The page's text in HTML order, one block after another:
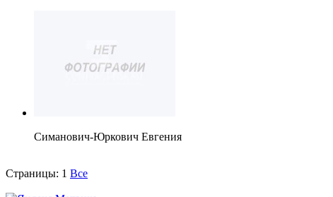
Симанович-Юркович Евгения
Страницы: 1 Все